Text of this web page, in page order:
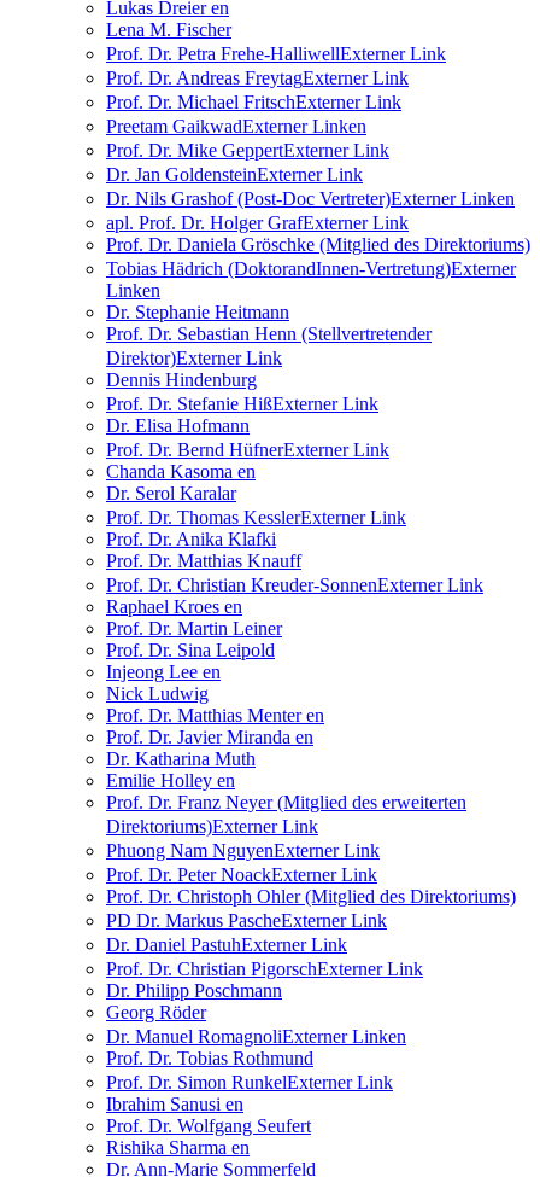
Lukas Dreieren
Lena M. Fischer
Prof. Dr. Petra Frehe-HalliwellExterner Link
Prof. Dr. Andreas FreytagExterner Link
Prof. Dr. Michael FritschExterner Link
Preetam GaikwadExterner Linken
Prof. Dr. Mike GeppertExterner Link
Dr. Jan GoldensteinExterner Link
Dr. Nils Grashof (Post-Doc Vertreter)Externer Linken
apl. Prof. Dr. Holger GrafExterner Link
Prof. Dr. Daniela Gröschke (Mitglied des Direktoriums)
Tobias Hädrich (DoktorandInnen-Vertretung)Externer
Linken
Dr. Stephanie Heitmann
Prof. Dr. Sebastian Henn (Stellvertretender
Direktor)Externer Link
Dennis Hindenburg
Prof. Dr. Stefanie HißExterner Link
Dr. Elisa Hofmann
Prof. Dr. Bernd HüfnerExterner Link
Chanda Kasoma en
Dr. Serol Karalar
Prof. Dr. Thomas KesslerExterner Link
Prof. Dr. Anika Klafki
Prof. Dr. Matthias Knauff
Prof. Dr. Christian Kreuder-SonnenExterner Link
Raphael Kroes en
Prof. Dr. Martin Leiner
Prof. Dr. Sina Leipold
Injeong Lee en
Nick Ludwig
Prof. Dr. Matthias Menteren
Prof. Dr. Javier Miranda en
Dr. Katharina Muth
Emilie Holley en
Prof. Dr. Franz Neyer (Mitglied des erweiterten
Direktoriums)Externer Link
Phuong Nam NguyenExterner Link
Prof. Dr. Peter NoackExterner Link
Prof. Dr. Christoph Ohler (Mitglied des Direktoriums)
PD Dr. Markus PascheExterner Link
Dr. Daniel PastuhExterner Link
Prof. Dr. Christian PigorschExterner Link
Dr. Philipp Poschmann
Georg Röder
Dr. Manuel RomagnoliExterner Linken
Prof. Dr. Tobias Rothmund
Prof. Dr. Simon RunkelExterner Link
Ibrahim Sanusi en
Prof. Dr. Wolfgang Seufert
Rishika Sharma en
Dr. Ann-Marie Sommerfeld